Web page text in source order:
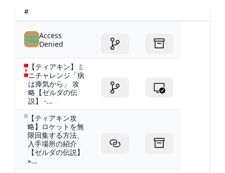
#
Access
Denied
【ティアキン】ミ
ニチャレンジ「病
は瘴気から」 攻
略【ゼルダの伝
説】 -...
【ティアキン攻
略】ロケットを無
限回集する方法、
入手場所の紹介
【ゼルダの伝説】
»...